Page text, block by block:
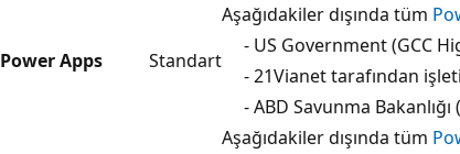
Power Apps Standart
Aşağıdakiler dışında tüm
- US Government (GCC
- 21Vianet tarafından
- ABD Savunma Bakanlığı
Aşağıdakiler dışında tüm